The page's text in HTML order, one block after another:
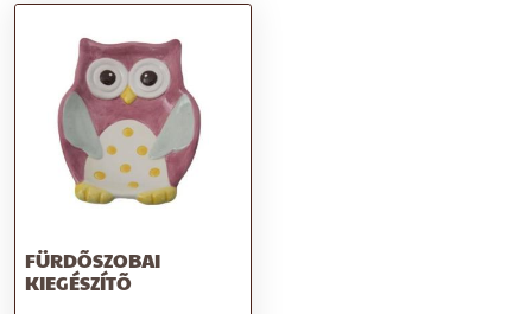
FÜRDÕSZOBAI
KIEGÉSZÍTÕ